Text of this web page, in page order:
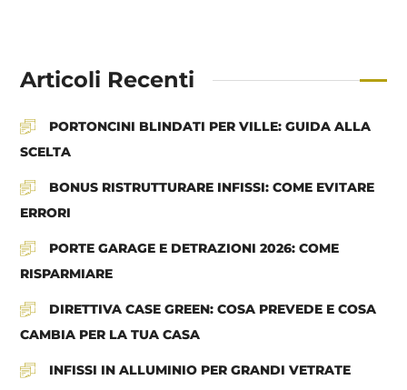
Articoli Recenti
PORTONCINI BLINDATI PER VILLE: GUIDA ALLA
SCELTA
BONUS RISTRUTTURARE INFISSI: COME EVITARE
ERRORI
PORTE GARAGE E DETRAZIONI 2026: COME
RISPARMIARE
DIRETTIVA CASE GREEN: COSA PREVEDE E COSA
CAMBIA PER LA TUA CASA
INFISSI IN ALLUMINIO PER GRANDI VETRATE